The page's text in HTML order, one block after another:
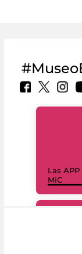
Las
MiC